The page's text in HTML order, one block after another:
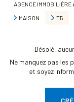
AGENCE IMMOBILIÈRE
MAISON
T5
Désolé,
Ne manquez pas les
et soyez